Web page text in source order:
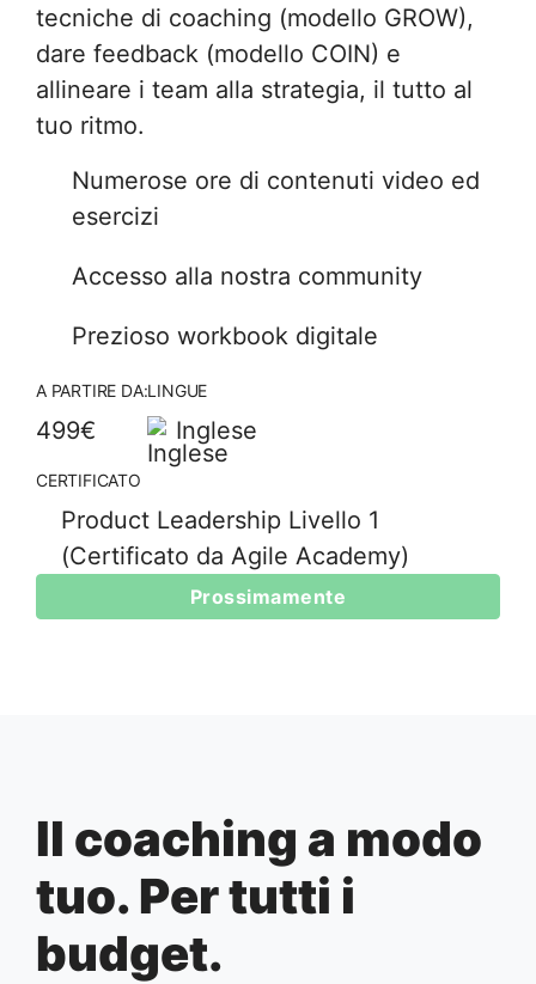
tecniche di coaching (modello GROW),
dare feedback (modello COIN) e
allineare i team alla strategia, il tutto al
tuo ritmo.
Numerose ore di contenuti video ed
esercizi
Accesso alla nostra community
Prezioso workbook digitale
A PARTIRE DA:
499€
LINGUE
Inglese
CERTIFICATO
Product Leadership Livello 1
(Certificato da Agile Academy)
Prossimamente
Il coaching a modo
tuo. Per tutti i
budget.